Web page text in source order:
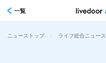
一覧
ニューストップ > ライフ総合ニュース